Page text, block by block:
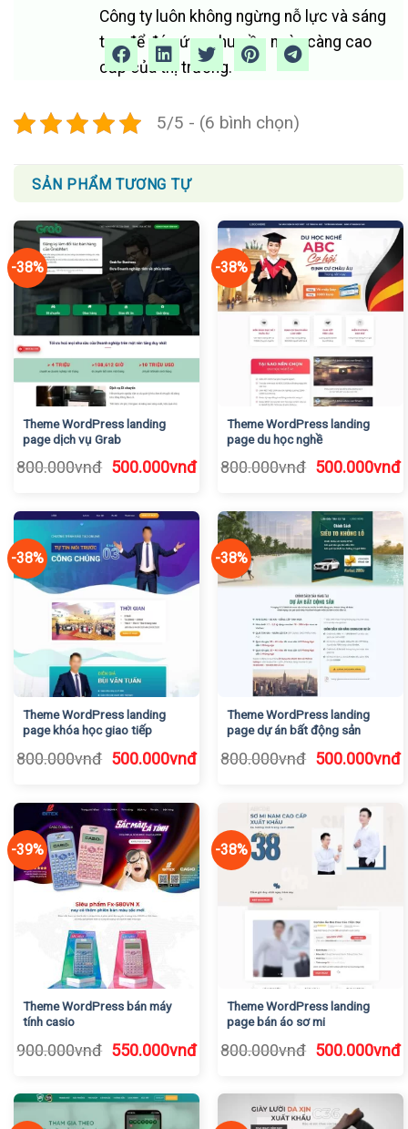
Công ty luôn không ngừng nỗ lực và sáng
tạo để đáp ứng nhu cầu ngày càng cao
cấp của thị trường.
5/5 - (6 bình chọn)
SẢN PHẨM TƯƠNG TỰ
-38%
Theme WordPress landing
page dịch vụ Grab
800.000vnđ Giá
800.000vnđ.
500.000vnđGiá
là:
500.000vnđ.
-38%
Theme WordPress landing
page du học nghề
800.000vnđ Giá
800.000vnđ.
500.000vnđ
-38%
Theme WordPress landing
page khóa học giao tiếp
800.000vnđ Giá
800.000vnđ.
500.000vnđGiá
là:
500.000vnđ.
-38%
Theme WordPress landing
page dự án bất động sản
800.000vnđ Giá
800.000vnđ.
500.000vnđ
-39%
Theme WordPress bán máy
tính casio
900.000vnđ Giá
900.000vnđ.
550.000vnđGiá
là:
550.000vnđ.
-38%
Theme WordPress landing
page bán áo sơ mi
800.000vnđ Giá
800.000vnđ.
500.000vnđ